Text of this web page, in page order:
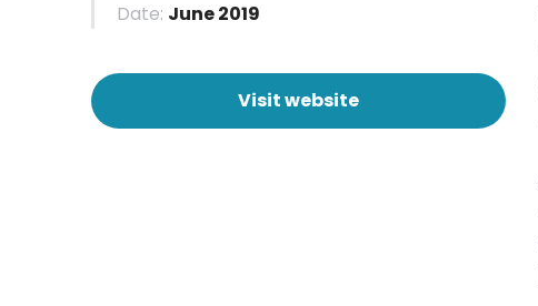
Date: June 2019
Visit website